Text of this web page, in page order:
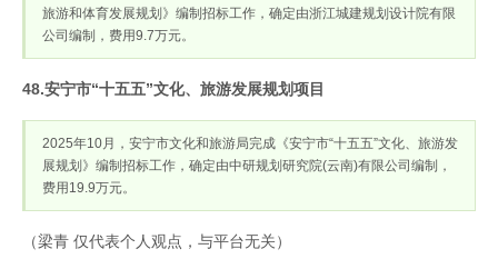
旅游和体育发展规划》编制招标工作，确定由浙江城建规划设计院有限
公司编制，费用9.7万元。
48.安宁市“十五五”文化、旅游发展规划项目
2025年10月，安宁市文化和旅游局完成《安宁市“十五五”文化、旅游发
展规划》编制招标工作，确定由中研规划研究院(云南)有限公司编制，
费用19.9万元。
（梁青 仅代表个人观点，与平台无关）